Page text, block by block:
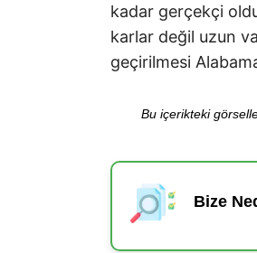
kadar gerçekçi
karlar değil uzun
geçirilmesi
Bu içerikteki
Bize